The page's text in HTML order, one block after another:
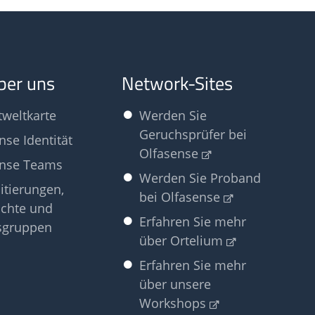
uns
Identität
Teams
und
Network-Sites
Werden Sie
Geruchsprüfer bei
Olfasense
Werden Sie Proband
bei Olfasense
Erfahren Sie mehr
über Ortelium
Erfahren Sie mehr
über unsere
Workshops